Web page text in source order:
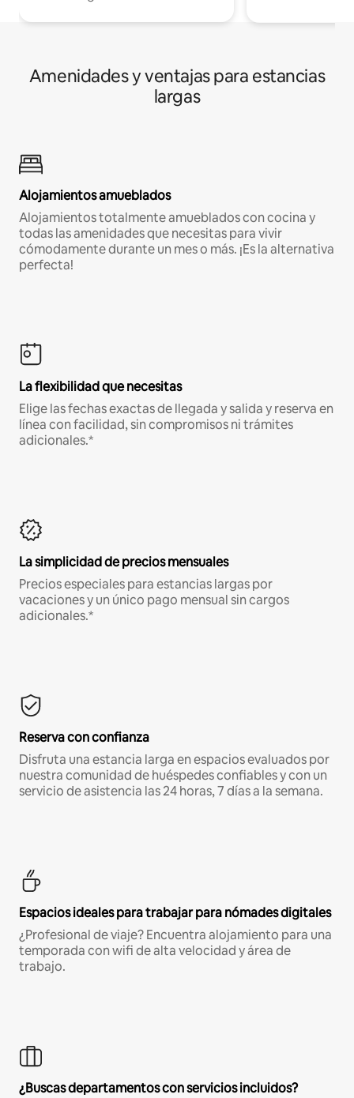
Amenidades y ventajas para estancias
largas
Alojamientos amueblados
Alojamientos totalmente amueblados con cocina y
todas las amenidades que necesitas para vivir
cómodamente durante un mes o más. ¡Es la alternativa
perfecta!
La flexibilidad que necesitas
Elige las fechas exactas de llegada y salida y reserva en
línea con facilidad, sin compromisos ni trámites
adicionales.*
La simplicidad de precios mensuales
Precios especiales para estancias largas por
vacaciones y un único pago mensual sin cargos
adicionales.*
Reserva con confianza
Disfruta una estancia larga en espacios evaluados por
nuestra comunidad de huéspedes confiables y con un
servicio de asistencia las 24 horas, 7 días a la semana.
Espacios ideales para trabajar para nómades digitales
¿Profesional de viaje? Encuentra alojamiento para una
temporada con wifi de alta velocidad y área de
trabajo.
¿Buscas departamentos con servicios incluidos?